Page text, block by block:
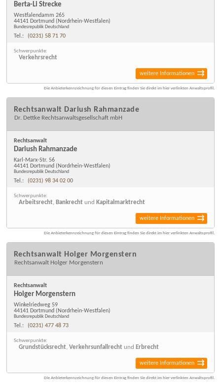
Berta-Li Strecke
Westfalendamm 265
44141 Dortmund (Nordrhein-Westfalen)
Bundesrepublik Deutschland
Tel.: (0231) 58 71 70
Schwerpunkte:
Verkehrsrecht
weitere Informationen
Die Anbieterkennzeichnung für diesen Eintrag finden Sie direkt im hier verlinkten Anwaltsprofil.
Rechtsanwalt Dariush Rahmanzade
Dr. Dettke Rechtsanwaltsgesellschaft mbH
Rechtsanwalt
Dariush Rahmanzade
Karl-Marx-Str. 56
44141 Dortmund (Nordrhein-Westfalen)
Bundesrepublik Deutschland
Tel.: (0231) 98 34 02 00
Schwerpunkte:
Arbeitsrecht, Bankrecht und Kapitalmarktrecht
weitere Informationen
Die Anbieterkennzeichnung für diesen Eintrag finden Sie direkt im hier verlinkten Anwaltsprofil.
Rechtsanwalt Holger Morgenstern
Rechtsanwalt Holger Morgenstern
Rechtsanwalt
Holger Morgenstern
Winkelriedweg 59
44141 Dortmund (Nordrhein-Westfalen)
Bundesrepublik Deutschland
Tel.: (0231) 477 48 73
Schwerpunkte:
Grundstücksrecht ,Verkehrsunfallrecht und Erbrecht
weitere Informationen
Die Anbieterkennzeichnung für diesen Eintrag finden Sie direkt im hier verlinkten Anwaltsprofil.